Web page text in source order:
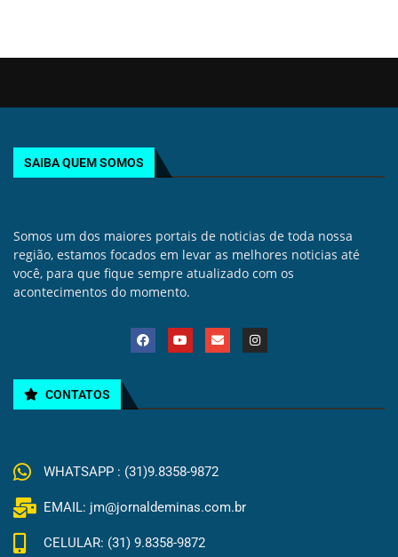
SAIBA QUEM SOMOS
Somos um dos maiores portais de noticias de toda nossa
região, estamos focados em levar as melhores noticias até
você, para que fique sempre atualizado com os
acontecimentos do momento.
CONTATOS
WHATSAPP : (31)9.8358-9872
EMAIL: jm@jornaldeminas.com.br
CELULAR: (31) 9.8358-9872